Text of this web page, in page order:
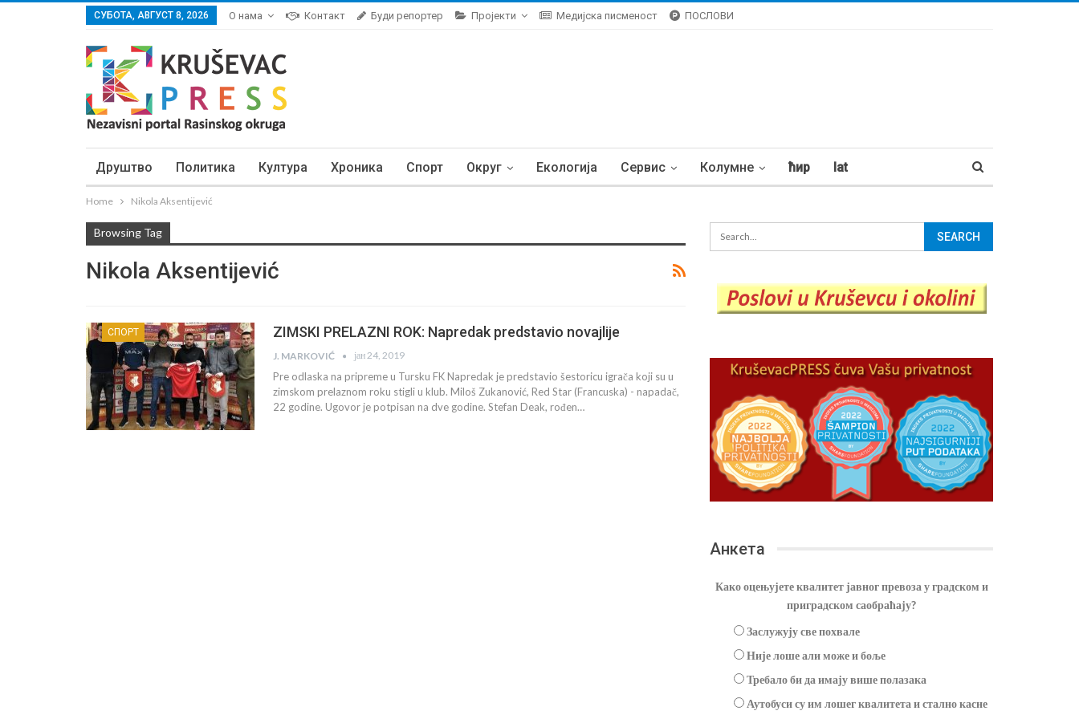
СУБОТА, АВГУСТ 8, 2026 О нама Контакт Буди репортер Пројекти Медијска писменост ПОСЛОВИ
Друштво Политика Култура Хроника Спорт Округ Екологија Сервис Колумне ћир lat
Home Nikola Aksentijević
Browsing Tag
Nikola Aksentijević
СПОРТ ZIMSKI PRELAZNI ROK: Napredak predstavio novajlije
J. MARKOVIĆ јан 24, 2019
Pre odlaska na pripreme u Tursku FK Napredak je predstavio šestoricu igrača koji su u
zimskom prelaznom roku stigli u klub. Miloš Zukanović, Red Star (Francuska) - napadač,
22 godine. Ugovor je potpisan na dve godine. Stefan Deak, rođen…
Анкета
Како оцењујете квалитет јавног превоза у градском и
приградском саобраћају?
Заслужују све похвале
Није лоше али може и боље
Требало би да имају више полазака
Аутобуси су им лошег квалитета и стално касне